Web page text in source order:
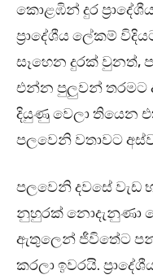
කොළඹින් දුර
ප්‍රාදේශීය ලේකම්
සෑහෙන දුරක් වුනත්,
එන්න පුලුවන් තරමට
දියුණු වෙලා තියෙන
පලවෙනි වතාවට
පලවෙනි දවසේ වැඩ
නුහුරක් නොදැනුණා
ඇතුලෙන් ජීවිතේට
කරලා ඉවරයි.